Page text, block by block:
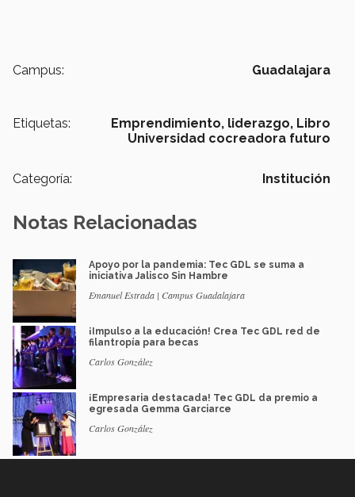
Campus: Guadalajara
Etiquetas: Emprendimiento, liderazgo, Libro
Universidad cocreadora futuro
Categoría: Institución
Notas Relacionadas
Apoyo por la pandemia: Tec GDL se suma a
iniciativa Jalisco Sin Hambre
Emanuel Estrada | Campus Guadalajara
¡Impulso a la educación! Crea Tec GDL red de
filantropía para becas
Carlos González
¡Empresaria destacada! Tec GDL da premio a
egresada Gemma Garciarce
Carlos González